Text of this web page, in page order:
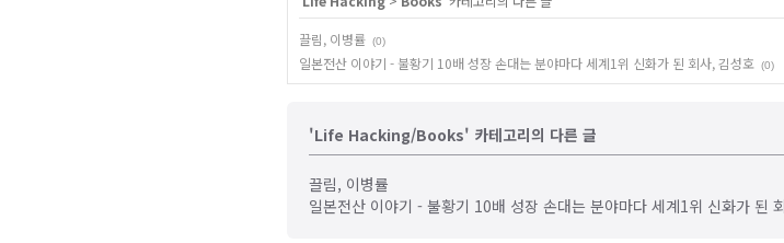
끌림, 이병률 (0)
일본전산 이야기 - 불황기 10배 성장 손대는 분야마다 세계1위 신화가 된 회사, 김성호 (0)
'Life Hacking/Books' 카테고리의 다른 글
끌림, 이병률
일본전산 이야기 - 불황기 10배 성장 손대는 분야마다 세계1위 신화가 된